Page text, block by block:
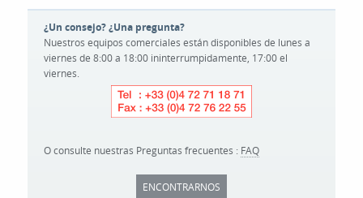
¿Un consejo? ¿Una pregunta?
Nuestros equipos comerciales están disponibles de lunes a
viernes de 8:00 a 18:00 ininterrumpidamente, 17:00 el
viernes.
O consulte nuestras Preguntas frecuentes : FAQ
ENCONTRARNOS